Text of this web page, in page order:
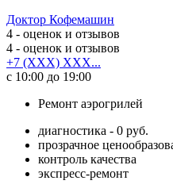
Доктор Кофемашин
4 - оценок и отзывов
4 - оценок и отзывов
+7 (XXX) XXX...
с 10:00 до 19:00
Ремонт аэрогрилей
диагностика - 0 руб.
прозрачное
контроль качества
экспресс-ремонт